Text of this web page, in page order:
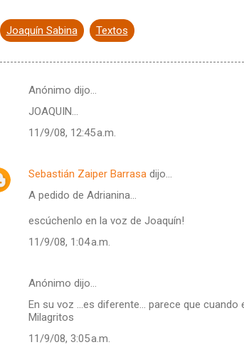
Joaquín Sabina Textos
Anónimo dijo…
JOAQUIN...
11/9/08, 12:45 a.m.
Sebastián Zaiper Barrasadijo…
A pedido de Adrianina...
escúchenlo en la voz de Joaquín!
11/9/08, 1:04 a.m.
Anónimo dijo…
En su voz ...es diferente... parece que
Milagritos
11/9/08, 3:05 a.m.